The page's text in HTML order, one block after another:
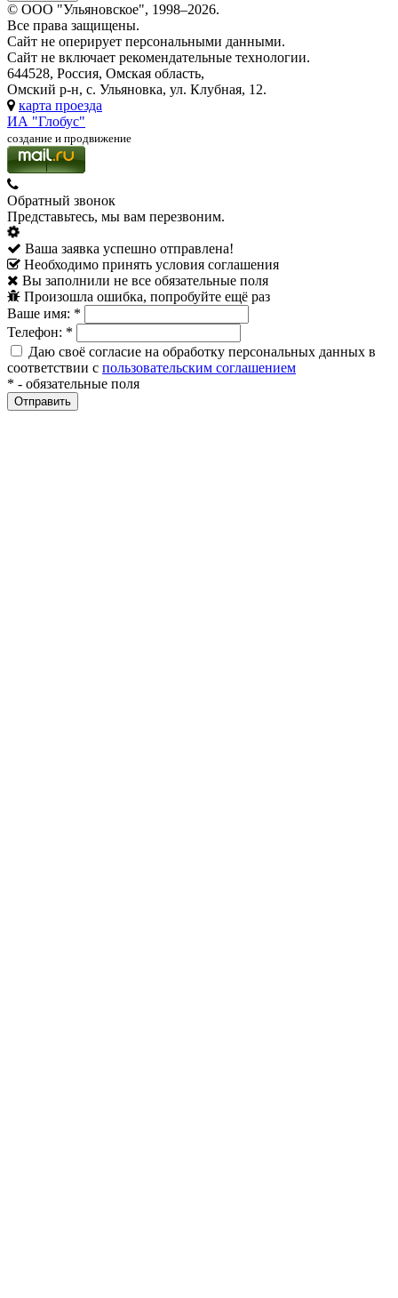
© ООО "Ульяновское", 1998–2026.
Все права защищены.
Сайт не оперирует персональными данными.
Сайт не включает рекомендательные технологии.
644528, Россия, Омская область,
Омский р-н, с. Ульяновка, ул. Клубная, 12.
карта проезда
ИА "Глобус"
создание и продвижение
Обратный звонок
Представьтесь, мы вам перезвоним.
Ваша заявка успешно отправлена!
Необходимо принять условия соглашения
Вы заполнили не все обязательные поля
Произошла ошибка, попробуйте ещё раз
Ваше имя: *
Телефон: *
Даю своё согласие на обработку персональных данных в
соответствии с пользовательским соглашением
* - обязательные поля